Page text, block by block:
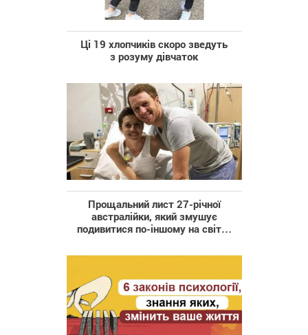
Ці 19 хлопчиків скоро зведуть
з розуму дівчаток
Прощальний лист 27-річної
австралійки, який змушує
подивитися по-іншому на світ…